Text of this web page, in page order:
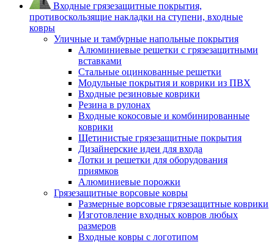
Входные грязезащитные покрытия,
противоскользящие накладки на ступени, входные
ковры
Уличные и тамбурные напольные покрытия
Алюминиевые решетки с грязезащитными
вставками
Стальные оцинкованные решетки
Модульные покрытия и коврики из ПВХ
Входные резиновые коврики
Резина в рулонах
Входные кокосовые и комбинированные
коврики
Щетинистые грязезащитные покрытия
Дизайнерские идеи для входа
Лотки и решетки для оборудования
приямков
Алюминиевые порожки
Грязезащитные ворсовые ковры
Размерные ворсовые грязезащитные коврики
Изготовление входных ковров любых
размеров
Входные ковры с логотипом